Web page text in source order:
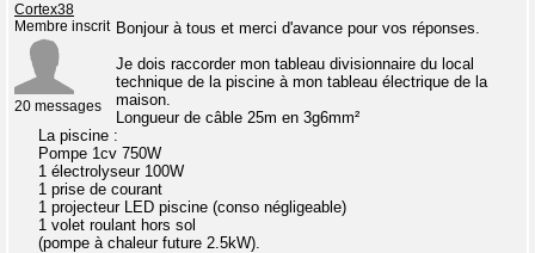
Cortex38
Membre inscrit
20 messages
Bonjour à tous et merci d'avance pour vos réponses.
Je dois raccorder mon tableau divisionnaire du local
technique de la piscine à mon tableau électrique de la
maison.
Longueur de câble 25m en 3g6mm²
La piscine :
Pompe 1cv 750W
1 électrolyseur 100W
1 prise de courant
1 projecteur LED piscine (conso négligeable)
1 volet roulant hors sol
(pompe à chaleur future 2.5kW).